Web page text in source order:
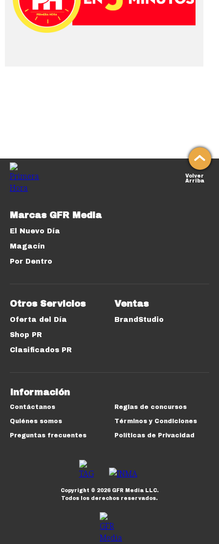
Volver
Arriba
Marcas GFR Media
El Nuevo Día
Magacín
Por Dentro
Otros Servicios
Oferta del Día
Shop PR
Clasificados PR
Ventas
BrandStudio
Información
Contáctanos
Quiénes somos
Preguntas frecuentes
Reglas de concursos
Términos y Condiciones
Políticas de Privacidad
Copyright © 2026GFR Media LLC.
Todos los derechos reservados.